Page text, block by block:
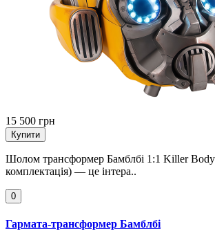
15 500 грн
Купити
Шолом трансформер Бамблбі 1:1 Killer
комплектація) — це інтера..
0
Гармата-трансформер Бамблбі